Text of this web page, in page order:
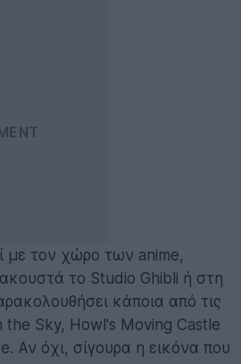
με τον χώρο των anime,
το Studio Ghibli ή στη
κάποια από τις
the Sky, Howl's Moving Castle
Αν όχι, σίγουρα η εικόνα που